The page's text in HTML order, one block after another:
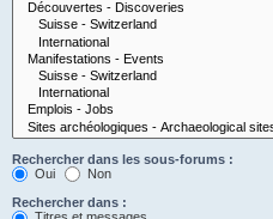
Rechercher dans les sous-forums :
Oui
Non
Rechercher dans :